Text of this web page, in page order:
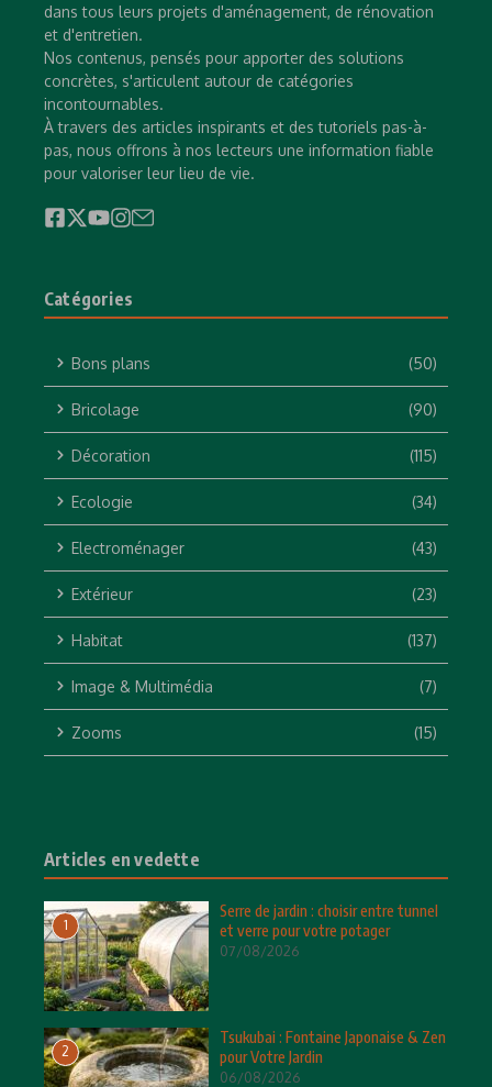
dans tous leurs projets d'aménagement, de rénovation
et d'entretien.
Nos contenus, pensés pour apporter des solutions
concrètes, s'articulent autour de catégories
incontournables.
À travers des articles inspirants et des tutoriels pas-à-
pas, nous offrons à nos lecteurs une information fiable
pour valoriser leur lieu de vie.
Catégories
Bons plans (50)
Bricolage (90)
Décoration (115)
Ecologie (34)
Electroménager (43)
Extérieur (23)
Habitat (137)
Image & Multimédia (7)
Zooms (15)
Articles en vedette
1
Serre de jardin : choisir entre tunnel
et verre pour votre potager
07/08/2026
2
Tsukubai : Fontaine Japonaise & Zen
pour Votre Jardin
06/08/2026